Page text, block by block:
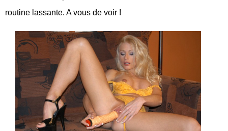
routine lassante. A vous de voir !